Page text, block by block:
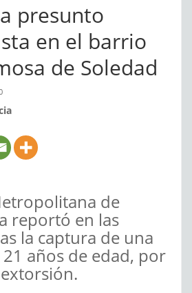
presunto
en el barrio
de Soledad
de
reportó en las
la captura de una
años de edad, por